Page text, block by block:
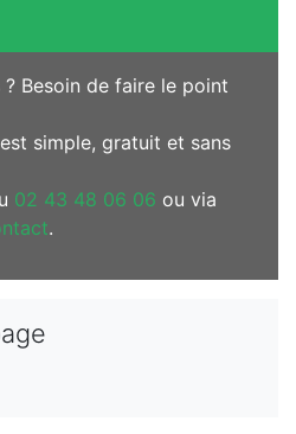
Besoin de faire le point
simple, gratuit et sans
02 43 48 06 06 ou via
.